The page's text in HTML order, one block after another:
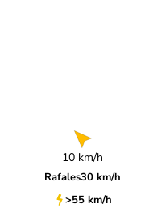
10 km/h
Rafales30 km/h
>55 km/h